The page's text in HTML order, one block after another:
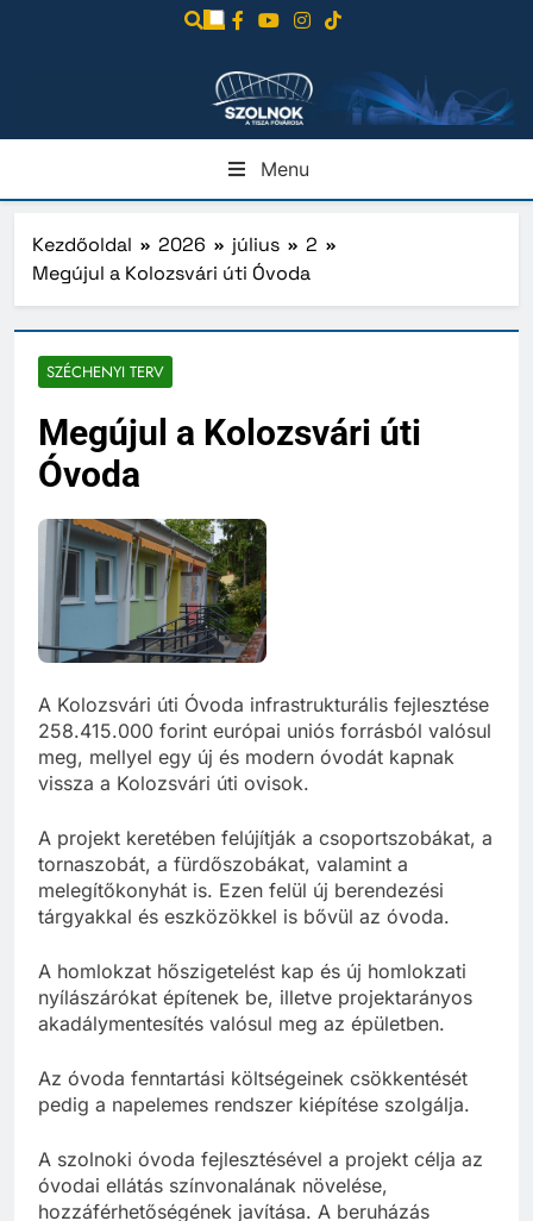
Menu
Kezdőoldal 2026 július
2
Megújul a Kolozsvári úti Óvoda
SZÉCHENYI TERV
Megújul a Kolozsvári úti
Óvoda
A Kolozsvári úti Óvoda infrastrukturális fejlesztése
258.415.000 forint európai uniós forrásból valósul
meg, mellyel egy új és modern óvodát kapnak
vissza a Kolozsvári úti ovisok.
A projekt keretében felújítják a csoportszobákat, a
tornaszobát, a fürdőszobákat, valamint a
melegítőkonyhát is. Ezen felül új berendezési
tárgyakkal és eszközökkel is bővül az óvoda.
A homlokzat hőszigetelést kap és új homlokzati
nyílászárókat építenek be, illetve projektarányos
akadálymentesítés valósul meg az épületben.
Az óvoda fenntartási költségeinek csökkentését
pedig a napelemes rendszer kiépítése szolgálja.
A szolnoki óvoda fejlesztésével a projekt célja az
óvodai ellátás színvonalának növelése,
hozzáférhetőségének javítása. A beruházás